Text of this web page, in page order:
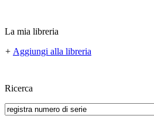
La mia libreria
+ Aggiungi alla libreria
Ricerca